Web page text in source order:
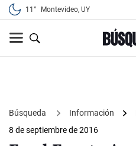
11° Montevideo, UY
Búsqueda Información
8 de septiembre de 2016